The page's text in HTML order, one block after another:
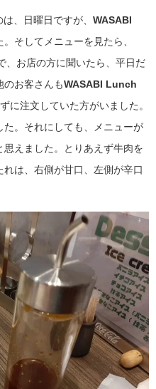
、日曜日ですが、 WASABI
そしてメニューを見たら、
、お店の方に聞いたら、平日だ
のお客さんもWASABI Lunch
に注文していた方がいました。
。それにしても、メニューが
えました。とりあえず牛肉を
は、右側が甘口、左側が辛口